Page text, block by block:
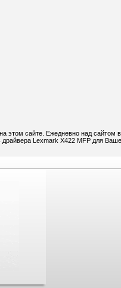
этом сайте. Ежедневно над сайтом
Lexmark X422 MFP для